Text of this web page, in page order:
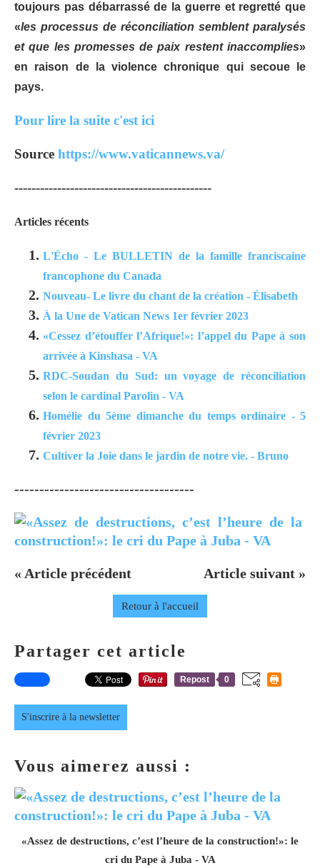
toujours pas débarrassé de la guerre et regretté que
«les processus de réconciliation semblent paralysés
et que les promesses de paix restent inaccomplies»
en raison de la violence chronique qui secoue le
pays.
Pour lire la suite c'est ici
Source https://www.vaticannews.va/
----------------------------------------------
Articles récents
L'Écho - Le BULLETIN de la famille franciscaine
francophone du Canada
Nouveau- Le livre du chant de la création - Élisabeth
À la Une de Vatican News 1er février 2023
«Cessez d’étouffer l’Afrique!»: l’appel du Pape à son
arrivée à Kinshasa - VA
RDC-Soudan du Sud: un voyage de réconciliation
selon le cardinal Parolin - VA
Homélie du 5ème dimanche du temps ordinaire - 5
février 2023
Cultiver la Joie dans le jardin de notre vie. - Bruno
------------------------------------
« Article précédent Article suivant »
Retour à l'accueil
Partager cet article
Repost 0
S'inscrire à la newsletter
Vous aimerez aussi :
«Assez de destructions, c’est l’heure de la construction!»: le
cri du Pape à Juba - VA